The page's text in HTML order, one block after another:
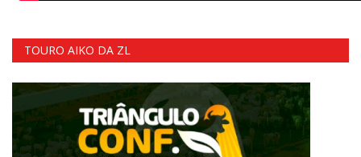
TOURO AIKO DA ZL